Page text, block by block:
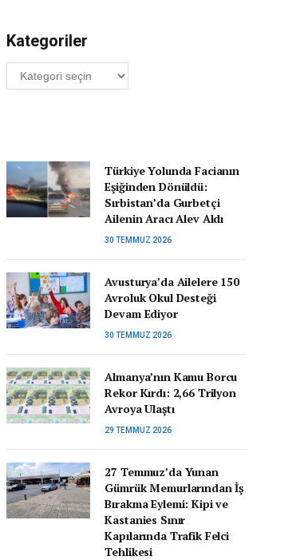
Kategoriler
Kategoriler
Türkiye Yolunda Facianın
Eşiğinden Dönüldü:
Sırbistan’da Gurbetçi
Ailenin Aracı Alev Aldı
30 TEMMUZ 2026
Avusturya’da Ailelere 150
Avroluk Okul Desteği
Devam Ediyor
30 TEMMUZ 2026
Almanya’nın Kamu Borcu
Rekor Kırdı: 2,66 Trilyon
Avroya Ulaştı
29 TEMMUZ 2026
27 Temmuz’da Yunan
Gümrük Memurlarından İş
Bırakma Eylemi: Kipi ve
Kastanies Sınır
Kapılarında Trafik Felci
Tehlikesi